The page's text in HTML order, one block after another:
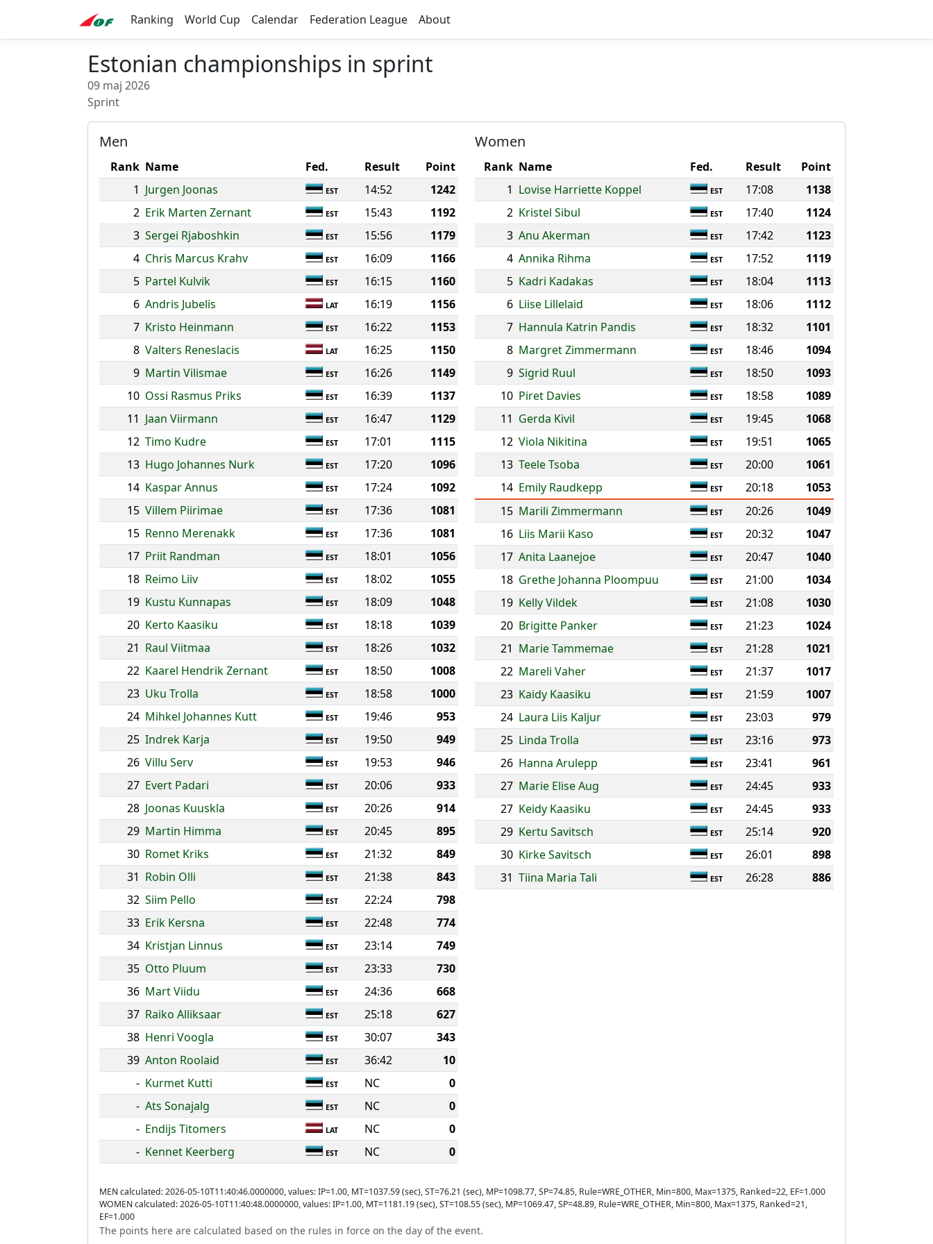
Ranking World Cup Calendar Federation League About
Estonian championships in sprint
09 maj 2026
Sprint
Men
Rank Name Fed. Result
Point
1 Jurgen Joonas EST 14:52
1242
2 Erik Marten Zernant EST 15:43
1192
3 Sergei Rjaboshkin EST 15:56
1179
4 Chris Marcus Krahv EST 16:09
1166
5 Partel Kulvik EST 16:15
1160
6 Andris Jubelis LAT 16:19
1156
7 Kristo Heinmann EST 16:22
1153
8 Valters Reneslacis LAT 16:25
1150
9 Martin Vilismae EST 16:26
1149
10 Ossi Rasmus Priks EST 16:39
1137
11 Jaan Viirmann EST 16:47
1129
12 Timo Kudre EST 17:01
1115
13 Hugo Johannes Nurk EST 17:20
1096
14 Kaspar Annus EST 17:24
1092
15 Villem Piirimae EST 17:36
1081
15 Renno Merenakk EST 17:36
1081
17 Priit Randman EST 18:01
1056
18 Reimo Liiv EST 18:02
1055
19 Kustu Kunnapas EST 18:09
1048
20 Kerto Kaasiku EST 18:18
1039
21 Raul Viitmaa EST 18:26
1032
22 Kaarel Hendrik Zernant EST 18:50
1008
23 Uku Trolla EST 18:58
1000
24 Mihkel Johannes Kutt EST 19:46
953
25 Indrek Karja EST 19:50
949
26 Villu Serv EST 19:53
946
27 Evert Padari EST 20:06
933
28 Joonas Kuuskla EST 20:26
914
29 Martin Himma EST 20:45
895
30 Romet Kriks EST 21:32
849
31 Robin Olli EST 21:38
843
32 Siim Pello EST 22:24
798
33 Erik Kersna EST 22:48
774
34 Kristjan Linnus EST 23:14
749
35 Otto Pluum EST 23:33
730
36 Mart Viidu EST 24:36
668
37 Raiko Alliksaar EST 25:18
627
38 Henri Voogla EST 30:07
343
39 Anton Roolaid EST 36:42
10
- Kurmet Kutti EST NC
0
- Ats Sonajalg EST NC
0
- Endijs Titomers LAT NC
0
- Kennet Keerberg EST NC 0
Women
Rank Name Fed. Result
Point
1 Lovise Harriette Koppel EST 17:08
1138
2 Kristel Sibul EST 17:40
1124
3 Anu Akerman EST 17:42
1123
4 Annika Rihma EST 17:52
1119
5 Kadri Kadakas EST 18:04
1113
6 Liise Lillelaid EST 18:06
1112
7 Hannula Katrin Pandis EST 18:32
1101
8 Margret Zimmermann EST 18:46
1094
9 Sigrid Ruul EST 18:50
1093
10 Piret Davies EST 18:58
1089
11 Gerda Kivil EST 19:45
1068
12 Viola Nikitina EST 19:51
1065
13 Teele Tsoba EST 20:00
1061
14 Emily Raudkepp EST 20:18
1053
15 Marili Zimmermann EST 20:26
1049
16 Liis Marii Kaso EST 20:32
1047
17 Anita Laanejoe EST 20:47
1040
18 Grethe Johanna Ploompuu EST 21:00
1034
19 Kelly Vildek EST 21:08
1030
20 Brigitte Panker EST 21:23
1024
21 Marie Tammemae EST 21:28
1021
22 Mareli Vaher EST 21:37
1017
23 Kaidy Kaasiku EST 21:59
1007
24 Laura Liis Kaljur EST 23:03
979
25 Linda Trolla EST 23:16
973
26 Hanna Arulepp EST 23:41
961
27 Marie Elise Aug EST 24:45
933
27 Keidy Kaasiku EST 24:45
933
29 Kertu Savitsch EST 25:14
920
30 Kirke Savitsch EST 26:01
898
31 Tiina Maria Tali EST 26:28 886
MEN calculated: 2026-05-10T11:40:46.0000000, values: IP=1.00, MT=1037.59 (sec), ST=76.21 (sec), MP=1098.77, SP=74.85, Rule=WRE_OTHER, Min=800, Max=1375, Ranked=22, EF=1.000
WOMEN calculated: 2026-05-10T11:40:48.0000000, values: IP=1.00, MT=1181.19 (sec), ST=108.55 (sec), MP=1069.47, SP=48.89, Rule=WRE_OTHER, Min=800, Max=1375, Ranked=21,
EF=1.000
The points here are calculated based on the rules in force on the day of the event.